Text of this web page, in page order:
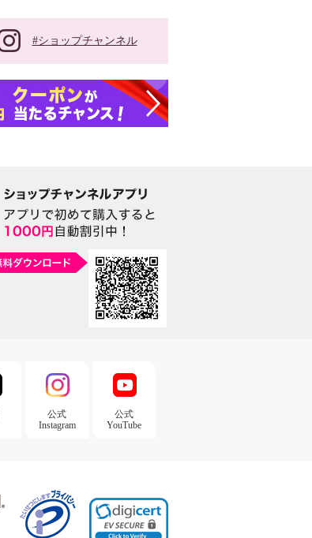
#ショップチャンネル
公式
Instagram
公式
YouTube